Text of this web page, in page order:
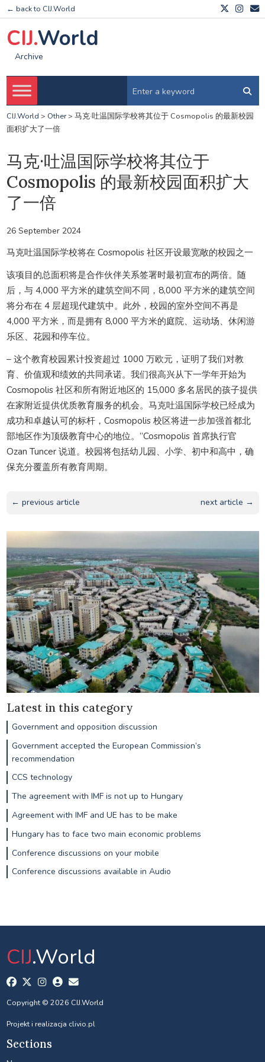
← back to CIJ.World
CIJ.World
Archive
CIJ.World > Other> 马克·吐温国际学校将其位于 Cosmopolis 的最新校园
面积扩大了一倍
马克·吐温国际学校将其位于
Cosmopolis 的最新校园面积扩大
了一倍
26 September 2024
马克吐温国际学校将在 Cosmopolis 社区开设最宽敞的校园之一
该项目的总面积将是合作伙伴关系签署时最初宣布的两倍。随
后，与 4,000 平方米的建筑空间不同，8,000 平方米的建筑空间
将分布在 4 层超现代建筑中。此外，校园的室外空间不再是
4,000 平方米，而是拥有 8,000 平方米的庭院、运动场、休闲游
乐区、花园和停车位。
– 这个教育校园累计投资超过 1000 万欧元，证明了我们对教
育、价值观和绩效的共同承诺。我们很高兴从下一学年开始为
Cosmopolis 社区和所有附近地区的 15,000 多名居民的孩子提供
在家附近提供优质教育服务的机会。马克吐温国际学校已经成为
成功和卓越认可的标杆，Cosmopolis 校区将进一步加强首都北
部地区作为顶级教育中心的地位。”Cosmopolis 首席执行官
Ozan Tuncer 说道。校园将包括幼儿园、小学、初中和高中，确
保充分覆盖所有教育周期。
← previous article next article →
Latest in this category
Government and opposition discussion
Government accepted the European Commission’s
recommendation
CCS technology
The agreement with IMF is not up to Hungary
Agreement with IMF and UE has to be make
Hungary has to face two main economic problems
Conference discussions on your mobile
Conference discussions available in Audio
CIJ.World
Copyright © 2026 CIJ.World
Projekt i realizacja clivio.pl
Sections